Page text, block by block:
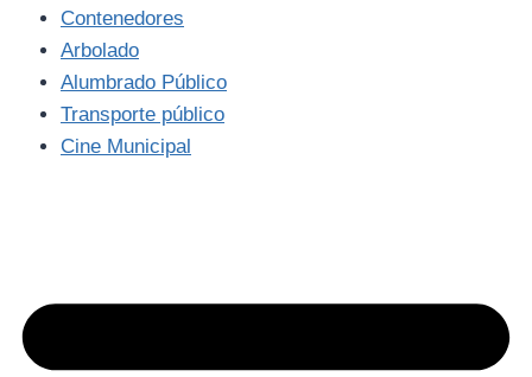
Contenedores
Arbolado
Alumbrado Público
Transporte público
Cine Municipal